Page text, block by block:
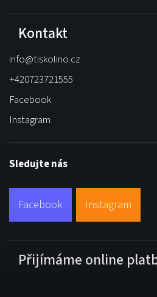
Kontakt
info@tiskolino.cz
+420723721555
Facebook
Instagram
Sledujte nás
Facebook Instagram
Přijímáme online